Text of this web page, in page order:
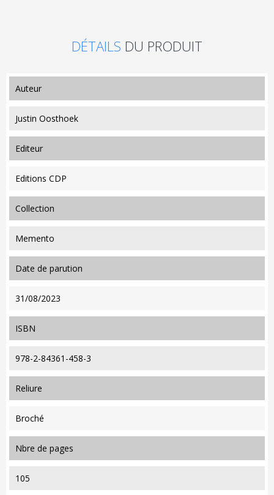
DÉTAILS DU PRODUIT
auteur
Justin Oosthoek
editeur
Editions CDP
collection
Memento
date de parution
31/08/2023
ISBN
978-2-84361-458-3
reliure
Broché
nbre de pages
105